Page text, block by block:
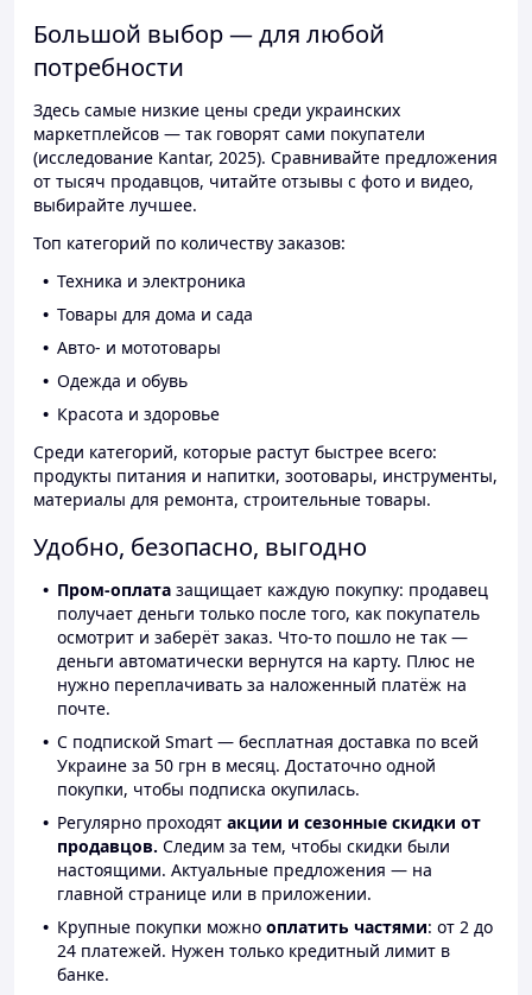
Большой выбор — для любой
потребности
Здесь самые низкие цены среди украинских
маркетплейсов — так говорят сами покупатели
(исследование Kantar, 2025). Сравнивайте предложения
от тысяч продавцов, читайте отзывы с фото и видео,
выбирайте лучшее.
Топ категорий по количеству заказов:
Техника и электроника
Товары для дома и сада
Авто- и мототовары
Одежда и обувь
Красота и здоровье
Среди категорий, которые растут быстрее всего:
продукты питания и напитки, зоотовары, инструменты,
материалы для ремонта, строительные товары.
Удобно, безопасно, выгодно
Пром-оплата защищает каждую покупку: продавец
получает деньги только после того, как покупатель
осмотрит и заберёт заказ. Что-то пошло не так —
деньги автоматически вернутся на карту. Плюс не
нужно переплачивать за наложенный платёж на
почте.
С подпиской Smart — бесплатная доставка по всей
Украине за 50 грн в месяц. Достаточно одной
покупки, чтобы подписка окупилась.
Регулярно проходят акции и сезонные скидки от
продавцов. Следим за тем, чтобы скидки были
настоящими. Актуальные предложения — на
главной странице или в приложении.
Крупные покупки можно оплатить частями: от 2 до
24 платежей. Нужен только кредитный лимит в
банке.